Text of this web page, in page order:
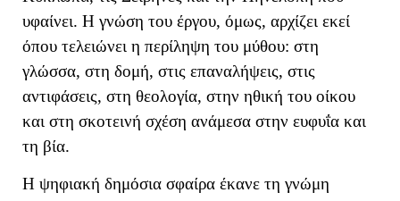
υφαίνει. Η γνώση του έργου, όμως, αρχίζει εκεί
όπου τελειώνει η περίληψη του μύθου: στη
γλώσσα, στη δομή, στις επαναλήψεις, στις
αντιφάσεις, στη θεολογία, στην ηθική του οίκου
και στη σκοτεινή σχέση ανάμεσα στην ευφυΐα και
τη βία.
Η ψηφιακή δημόσια σφαίρα έκανε τη γνώμη